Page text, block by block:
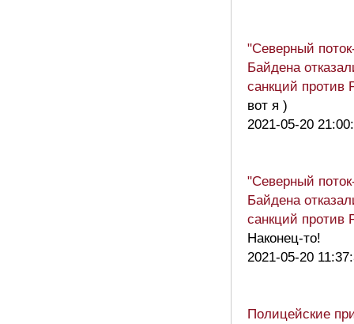
"Северный
Байдена
санкций против
вот я )
2021-05-20
"Северный
Байдена
санкций против
Наконец-то!
2021-05-20
Полицейские